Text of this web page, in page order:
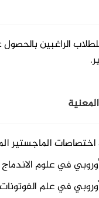
الراغبين
الماجستير
في علوم الاندماج
في علم